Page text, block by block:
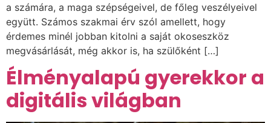
a számára, a maga szépségeivel, de főleg veszélyeivel
együtt. Számos szakmai érv szól amellett, hogy
érdemes minél jobban kitolni a saját okoseszköz
megvásárlását, még akkor is, ha szülőként […]
Élményalapú gyerekkor a
digitális világban